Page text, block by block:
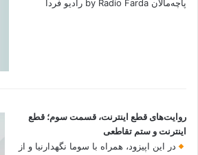
پاچه‌مالان by Radio Farda رادیو فردا
روایت‌های قطع اینترنت، قسمت سوم؛ قطع
اینترنت و ستم تقاطعی
در این اپیزود، همراه با سوما نگهدارنیا و از